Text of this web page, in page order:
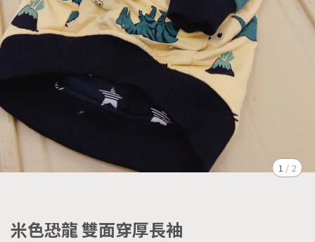
1 / 2
米色恐龍 雙面穿厚長袖